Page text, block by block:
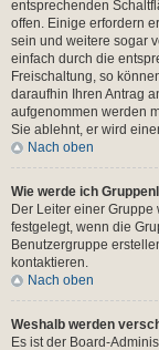
entsprechenden
offen. Einige erfordern
sein und weitere sogar
einfach durch die
Freischaltung, so
daraufhin Ihren Antrag
aufgenommen werden
Sie ablehnt, er wird
Nach oben
Wie werde ich
Der Leiter einer
festgelegt, wenn die
Benutzergruppe
kontaktieren.
Nach oben
Weshalb werden
Es ist der Board-